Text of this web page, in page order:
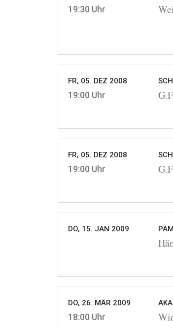
19:30 Uhr
FR, 05. DEZ 2008
19:00 Uhr
FR, 05. DEZ 2008
19:00 Uhr
DO, 15. JAN 2009
DO, 26. MÄR 2009
18:00 Uhr